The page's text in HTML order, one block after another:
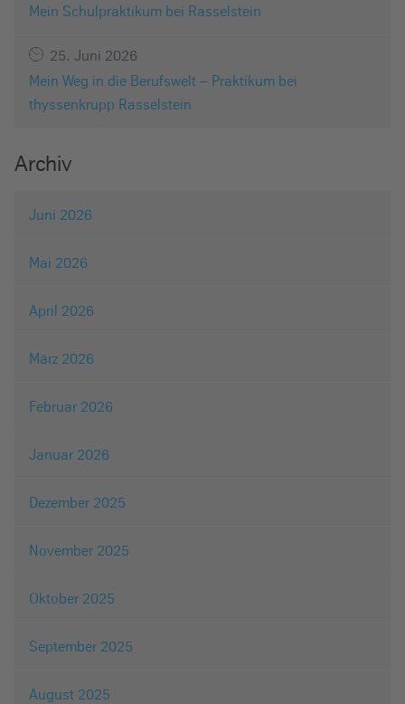
Mein Schulpraktikum bei Rasselstein
25. Juni 2026
Mein Weg in die Berufswelt – Praktikum bei
thyssenkrupp Rasselstein
Archiv
Juni 2026
Mai 2026
April 2026
März 2026
Februar 2026
Januar 2026
Dezember 2025
November 2025
Oktober 2025
September 2025
August 2025